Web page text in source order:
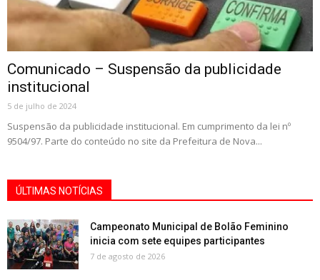
Comunicado – Suspensão da publicidade
institucional
5 de julho de 2024
Suspensão da publicidade institucional. Em cumprimento da lei nº
9504/97. Parte do conteúdo no site da Prefeitura de Nova...
ÚLTIMAS NOTÍCIAS
Campeonato Municipal de Bolão Feminino
inicia com sete equipes participantes
7 de agosto de 2026